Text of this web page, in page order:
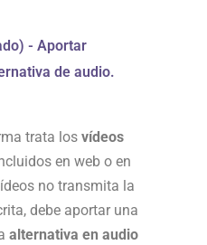
- Aportar
de audio.
trata los vídeos
en web o en
no transmita la
debe aportar una
alternativa en audio